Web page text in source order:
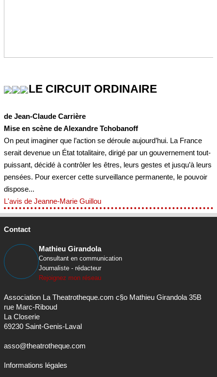
LE CIRCUIT ORDINAIRE
de Jean-Claude Carrière
Mise en scène de Alexandre Tchobanoff
On peut imaginer que l’action se déroule aujourd’hui. La France
serait devenue un État totalitaire, dirigé par un gouvernement tout-
puissant, décidé à contrôler les êtres, leurs gestes et jusqu’à leurs
pensées. Pour exercer cette surveillance permanente, le pouvoir
dispose...
L'avis de Jeanne-Marie Guillou
Contact
Mathieu Girandola
Consultant en communication
Journaliste - rédacteur
Rejoignez mon réseau
Association La Theatrotheque.com c§o Mathieu Girandola 35B
rue Marc-Riboud
La Closerie
69230 Saint-Genis-Laval
asso@theatrotheque.com
Informations légales